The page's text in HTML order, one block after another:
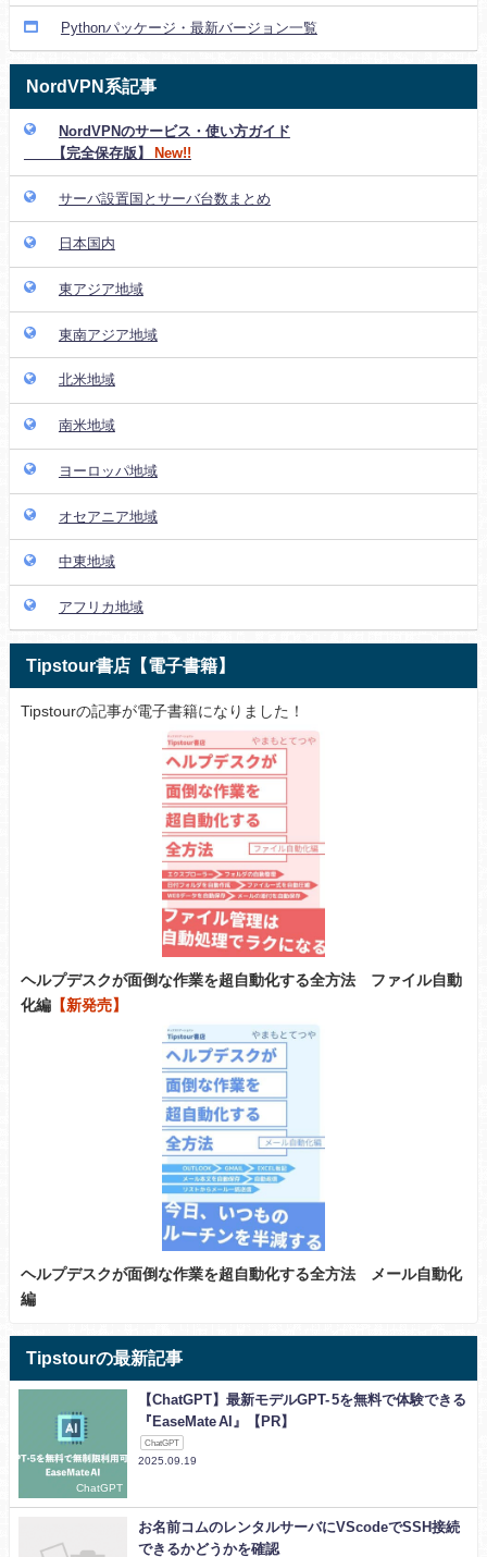
Pythonパッケージ・最新バージョン一覧
NordVPN系記事
NordVPNのサービス・使い方ガイド
【完全保存版】
New!!
サーバ設置国とサーバ台数まとめ
日本国内
東アジア地域
東南アジア地域
北米地域
南米地域
ヨーロッパ地域
オセアニア地域
中東地域
アフリカ地域
Tipstour書店【電子書籍】
Tipstourの記事が電子書籍になりました！
ヘルプデスクが面倒な作業を超自動化する全方法 ファイル自動
化編 【新発売】
ヘルプデスクが面倒な作業を超自動化する全方法 メール自動化
編
Tipstourの最新記事
ChatGPT
【ChatGPT】最新モデルGPT- 5を無料で体験できる
『EaseMate AI』【PR】
ChatGPT
2025.09.19
お名前コムのレンタルサーバにVScodeでSSH接続
できるかどうかを確認